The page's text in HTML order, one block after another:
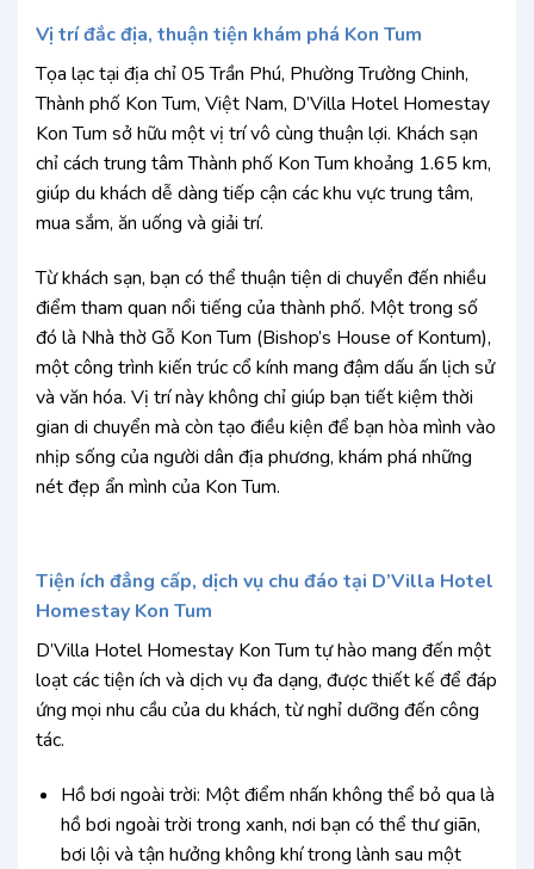
Vị trí đắc địa, thuận tiện khám phá Kon Tum
Tọa lạc tại địa chỉ 05 Trần Phú, Phường Trường Chinh,
Thành phố Kon Tum, Việt Nam, D’Villa Hotel Homestay
Kon Tum sở hữu một vị trí vô cùng thuận lợi. Khách sạn
chỉ cách trung tâm Thành phố Kon Tum khoảng 1.65 km,
giúp du khách dễ dàng tiếp cận các khu vực trung tâm,
mua sắm, ăn uống và giải trí.
Từ khách sạn, bạn có thể thuận tiện di chuyển đến nhiều
điểm tham quan nổi tiếng của thành phố. Một trong số
đó là Nhà thờ Gỗ Kon Tum (Bishop’s House of Kontum),
một công trình kiến trúc cổ kính mang đậm dấu ấn lịch sử
và văn hóa. Vị trí này không chỉ giúp bạn tiết kiệm thời
gian di chuyển mà còn tạo điều kiện để bạn hòa mình vào
nhịp sống của người dân địa phương, khám phá những
nét đẹp ẩn mình của Kon Tum.
Tiện ích đẳng cấp, dịch vụ chu đáo tại D’Villa Hotel
Homestay Kon Tum
D’Villa Hotel Homestay Kon Tum tự hào mang đến một
loạt các tiện ích và dịch vụ đa dạng, được thiết kế để đáp
ứng mọi nhu cầu của du khách, từ nghỉ dưỡng đến công
tác.
Hồ bơi ngoài trời: Một điểm nhấn không thể bỏ qua là
hồ bơi ngoài trời trong xanh, nơi bạn có thể thư giãn,
bơi lội và tận hưởng không khí trong lành sau một